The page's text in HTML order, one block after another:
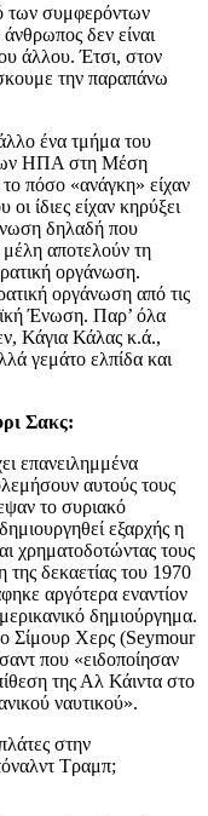
των συμφερόντων
δεν είναι
άλλου. Έτσι, στον
την παραπάνω
ένα τμήμα του
των ΗΠΑ στη Μέση
πόσο «ανάγκη» είχαν
ίδιες είχαν κηρύξει
δηλαδή που
μέλη αποτελούν τη
οργάνωση.
οργάνωση από τις
Ένωση. Παρ’ όλα
Κάγια Κάλας κ.ά.,
γεμάτο ελπίδα και
Σακς:
επανειλημμένα
αυτούς τους
το συριακό
εξαρχής η
χρηματοδοτώντας τους
δεκαετίας του 1970
αργότερα εναντίον
δημιούργημα.
ο Σίμουρ Χερς (Seymour
που «ειδοποίησαν
της Αλ Κάιντα στο
ναυτικού».